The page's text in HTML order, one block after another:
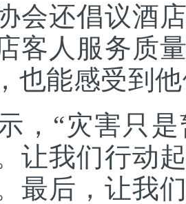
会还倡议酒
客人服务质
也能感受到
，“灾害只
让我们行动
最后，让我